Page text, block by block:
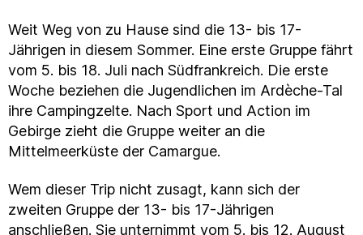
Weit Weg von zu Hause sind die 13- bis 17-
Jährigen in diesem Sommer. Eine erste Gruppe fährt
vom 5. bis 18. Juli nach Südfrankreich. Die erste
Woche beziehen die Jugendlichen im Ardèche-Tal
ihre Campingzelte. Nach Sport und Action im
Gebirge zieht die Gruppe weiter an die
Mittelmeerküste der Camargue.
Wem dieser Trip nicht zusagt, kann sich der
zweiten Gruppe der 13- bis 17-Jährigen
anschließen. Sie unternimmt vom 5. bis 12. August